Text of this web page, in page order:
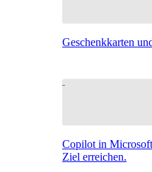
Geschenkkarten
Copilot in
Ziel erreichen.